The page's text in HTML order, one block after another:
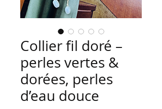
Collier fil doré –
perles vertes &
dorées, perles
d’eau douce